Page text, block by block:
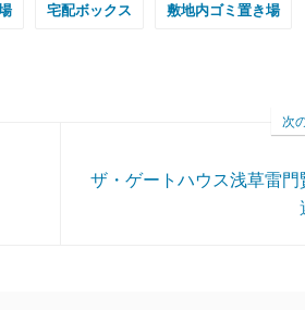
宅配ボックス 敷地内ゴミ置き場
次
ザ・ゲートハウス浅草雷門